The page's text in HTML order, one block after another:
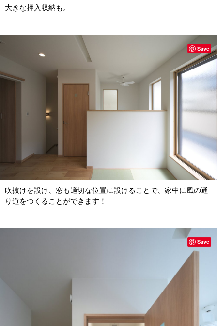
大きな押入収納も。
吹抜けを設け、窓も適切な位置に設けることで、家中に風の通
り道をつくることができます！
Save
Save